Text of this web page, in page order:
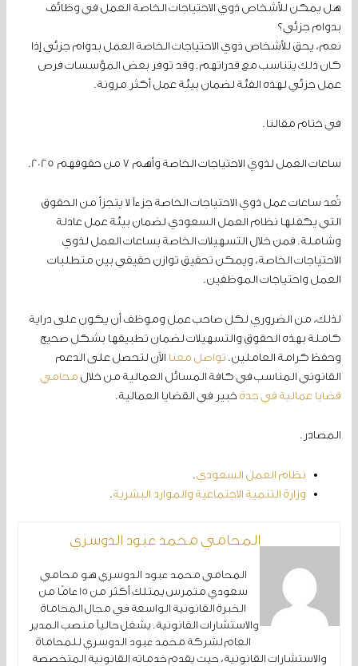
هل يمكن للأشخاص ذوي الاحتياجات الخاصة العمل في وظائف
بدوام جزئي؟
نعم، يحق للأشخاص ذوي الاحتياجات الخاصة العمل بدوام جزئي إذا
كان ذلك يتناسب مع قدراتهم. وقد توفر بعض المؤسسات فرص
عمل جزئي لهذه الفئة لضمان بيئة عمل أكثر مرونة.
في ختام مقالنا.
ساعات العمل لذوي الاحتياجات الخاصة وأهم 7 من حقوقهم 2025.
تُعد ساعات عمل ذوي الاحتياجات الخاصة جزءاً لا يتجزأ من الحقوق
التي يكفلها نظام العمل السعودي لضمان بيئة عمل عادلة
وشاملة. فمن خلال التسهيلات الخاصة بساعات العمل لذوي
الاحتياجات الخاصة، ويمكن تحقيق توازن حقيقي بين متطلبات
العمل واحتياجات الموظفين.
لذلك، من الضروري لكل صاحب عمل وموظف أن يكون على دراية
كاملة بهذه الحقوق والتسهيلات لضمان تطبيقها بشكل صحيح
وحفظ كرامة العاملين.تواصل معنا الآن لتحصل على الدعم
القانوني المناسب في كافة المسائل العمالية من خلالمحامي
قضايا عمالية في جدة خبير في القضايا العمالية.
المصادر.
نظام العمل السعودي.
وزارة التنمية الاجتماعية والموارد البشرية.
المحامي محمد عبود الدوسري
المحامي محمد عبود الدوسري هو محامي
سعودي متمرس يمتلك أكثر من 15 عامًا من
الخبرة القانونية الواسعة في مجال المحاماة
والاستشارات القانونية. يشغل حالياً منصب المدير
العام لشركة محمد عبود الدوسري للمحاماة
والاستشارات القانونية، حيث يقدم خدماته القانونية المتخصصة